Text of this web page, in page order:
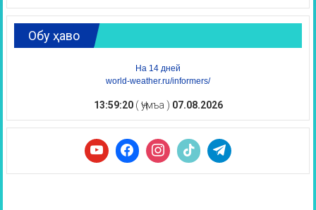
Обу ҳаво
На 14 дней
world-weather.ru/informers/
13:59:21( Ҷумъа ) 07.08.2026